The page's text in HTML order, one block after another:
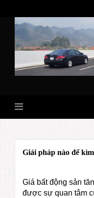
content
Giải pháp nào để
Giá bất động sản
được sự quan tâm